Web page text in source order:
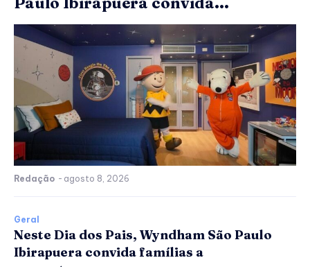
Redação - agosto 8, 2026
Geral
Neste Dia dos Pais, Wyndham São Paulo
Ibirapuera convida famílias a